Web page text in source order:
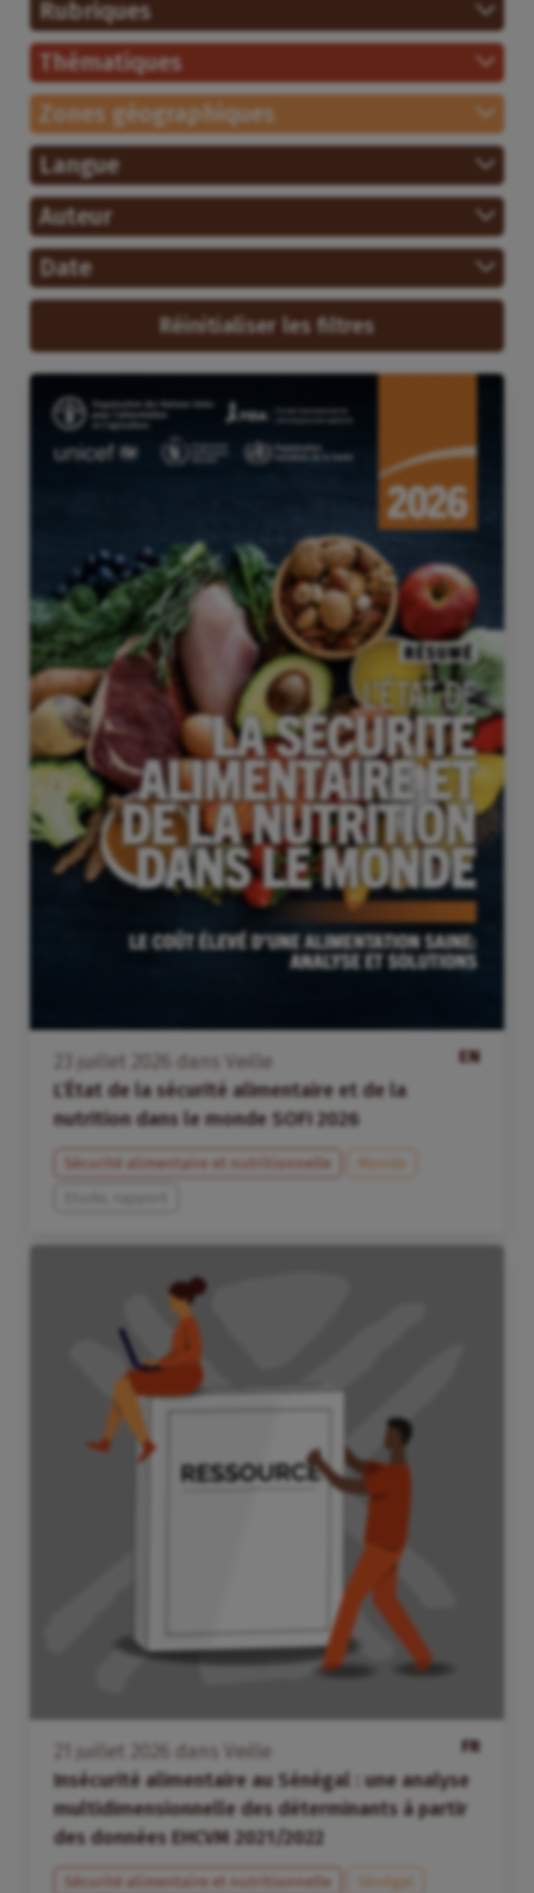
Rubriques
Thématiques
Zones géographiques
Langue
Auteur
Date
Réinitialiser les filtres
EN
juillet dans
Veille
L’État de la sécurité alimentaire et de la
nutrition dans le monde SOFI 2026
Sécurité alimentaire et nutritionnelle
Monde
FR
juillet dans
Veille
Insécurité alimentaire au Sénégal : une analyse
multidimensionnelle des déterminants à partir
des données EHCVM 2021/2022
Sécurité alimentaire et nutritionnelle
Sénégal